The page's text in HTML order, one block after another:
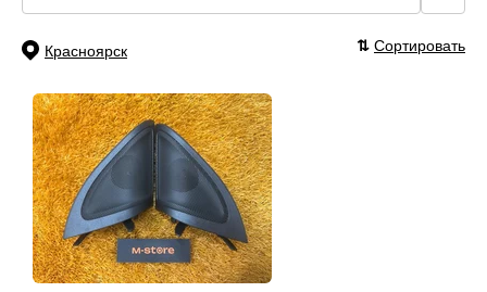
Красноярск ⇅ Сортировать